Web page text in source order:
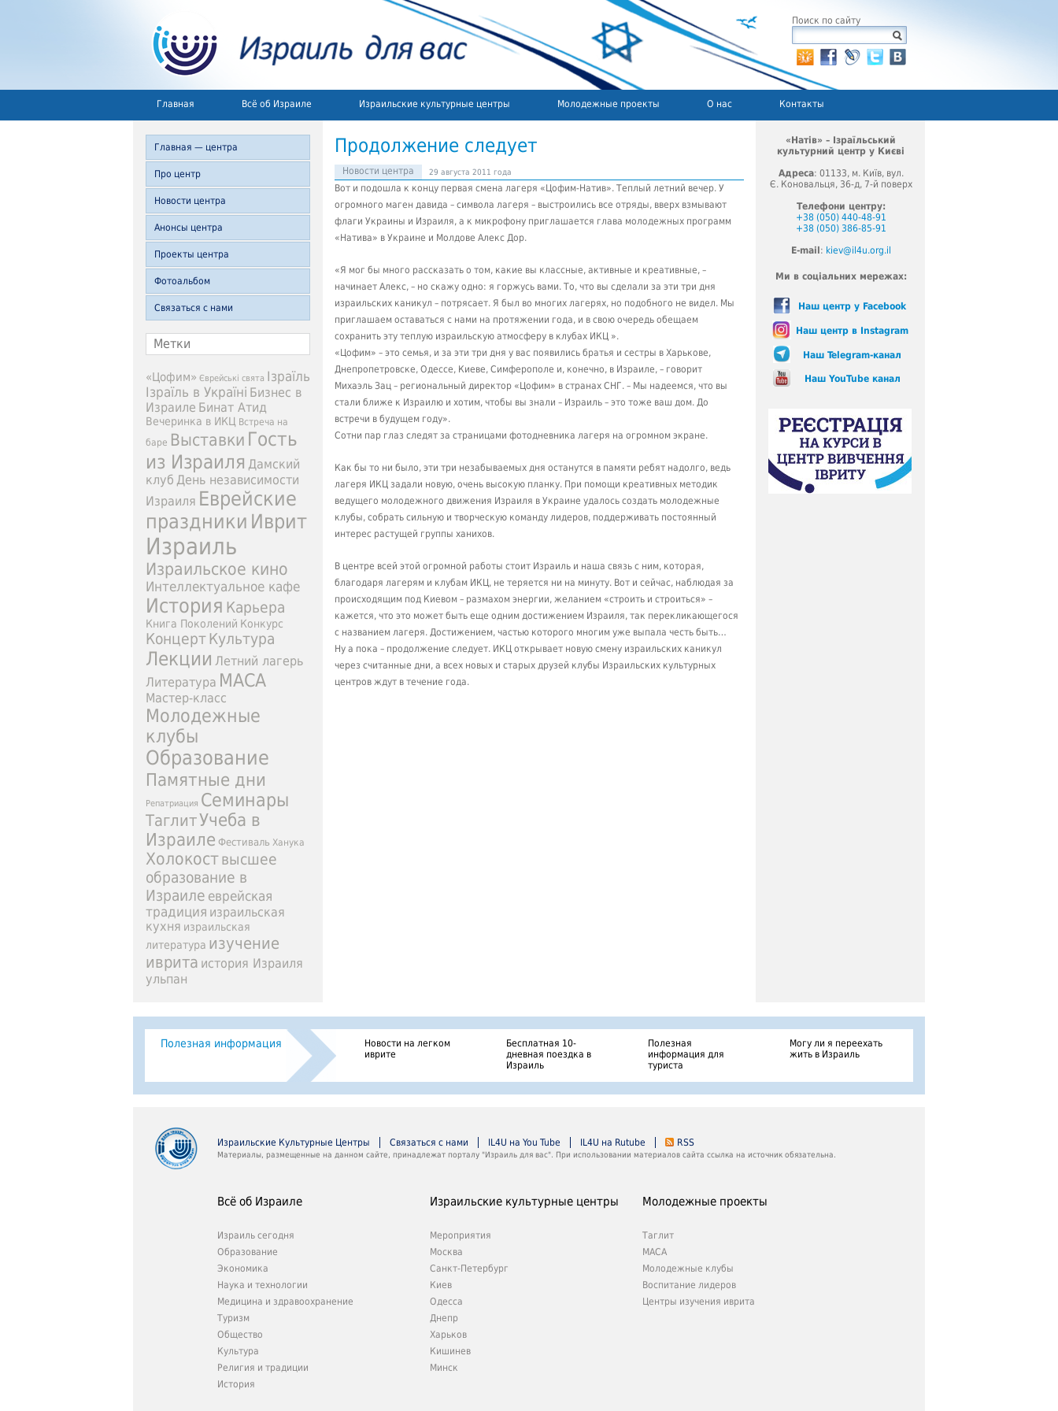
Поиск по сайту
Главная Всё об Израиле Израильские культурные центры Молодежные проекты О нас Контакты
Главная — центра
Про центр
Новости центра
Анонсы центра
Проекты центра
Фотоальбом
Связаться с нами
Метки
«Цофим» Єврейські свята Ізраїль
Ізраїль в Україні Бизнес в
Израиле Бинат Атид
Вечеринка в ИКЦ Встреча на
баре Выставки Гость
из Израиля Дамский
клуб День независимости
Израиля Еврейские
праздники Иврит
Израиль
Израильское кино
Интеллектуальное кафе
История Карьера
Книга Поколений Конкурс
КонцертКультура
Лекции Летний лагерь
Литература МАСА
Мастер-класс
Молодежные
клубы
Образование
Памятные дни
Репатриация Семинары
ТаглитУчеба в
Израиле Фестиваль Ханука
Холокоствысшее
образование в
Израиле еврейская
традиция израильская
кухня израильская
литература изучение
иврита история Израиля
ульпан
Продолжение следует
Новости центра 29 августа 2011 года
Вот и подошла к концу первая смена лагеря «Цофим-Натив». Теплый летний вечер. У
огромного маген давида – символа лагеря – выстроились все отряды, вверх взмывают
флаги Украины и Израиля, а к микрофону приглашается глава молодежных программ
«Натива» в Украине и Молдове Алекс Дор.
«Я мог бы много рассказать о том, какие вы классные, активные и креативные, –
начинает Алекс, – но скажу одно: я горжусь вами. То, что вы сделали за эти три дня
израильских каникул – потрясает. Я был во многих лагерях, но подобного не видел. Мы
приглашаем оставаться с нами на протяжении года, и в свою очередь обещаем
сохранить эту теплую израильскую атмосферу в клубах ИКЦ ».
«Цофим» – это семья, и за эти три дня у вас появились братья и сестры в Харькове,
Днепропетровске, Одессе, Киеве, Симферополе и, конечно, в Израиле, – говорит
Михаэль Зац – региональный директор «Цофим» в странах СНГ. – Мы надеемся, что вы
стали ближе к Израилю и хотим, чтобы вы знали – Израиль – это тоже ваш дом. До
встречи в будущем году».
Сотни пар глаз следят за страницами фотодневника лагеря на огромном экране.
Как бы то ни было, эти три незабываемых дня останутся в памяти ребят надолго, ведь
лагеря ИКЦ задали новую, очень высокую планку. При помощи креативных методик
ведущего молодежного движения Израиля в Украине удалось создать молодежные
клубы, собрать сильную и творческую команду лидеров, поддерживать постоянный
интерес растущей группы ханихов.
В центре всей этой огромной работы стоит Израиль и наша связь с ним, которая,
благодаря лагерям и клубам ИКЦ, не теряется ни на минуту. Вот и сейчас, наблюдая за
происходящим под Киевом – размахом энергии, желанием «строить и строиться» –
кажется, что это может быть еще одним достижением Израиля, так перекликающегося
с названием лагеря. Достижением, частью которого многим уже выпала честь быть…
Ну а пока – продолжение следует. ИКЦ открывает новую смену израильских каникул
через считанные дни, а всех новых и старых друзей клубы Израильских культурных
центров ждут в течение года.
«Натів» – Ізраїльський
культурний центр у Києві
Адреса: 01133, м. Київ, вул.
Є. Коновальця, 36-д, 7-й поверх
Телефони центру:
+38 (050) 440-48-91
+38 (050) 386-85-91
E-mail : kiev@il4u.org.il
Ми в соціальних мережах:
Наш центр у Facebook
Наш центр в Instagram
Наш Telegram-канал
Наш YouTube канал
Полезная информация
Новости на легком
иврите
Бесплатная 10-
дневная поездка в
Израиль
Полезная
информация для
туриста
Могу ли я переехать
жить в Израиль
Израильские Культурные Центры Связаться с нами IL4U на You Tube IL4U на Rutube RSS
Материалы, размещенные на данном сайте, принадлежат порталу "Израиль для вас". При использовании материалов сайта ссылка на источник обязательна.
Всё об Израиле
Израиль сегодня
Образование
Экономика
Наука и технологии
Медицина и здравоохранение
Туризм
Общество
Культура
Религия и традиции
История
Израильские культурные центры
Мероприятия
Москва
Санкт-Петербург
Киев
Одесса
Днепр
Харьков
Кишинев
Минск
Молодежные проекты
Таглит
МАСА
Молодежные клубы
Воспитание лидеров
Центры изучения иврита